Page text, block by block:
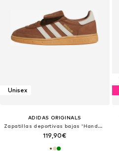
Unisex
ADIDAS ORIGINALS
Zapatillas deportivas bajas 'Handball Spezial'
119,90€